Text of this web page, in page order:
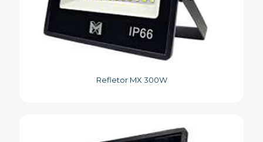
Refletor MX 300W